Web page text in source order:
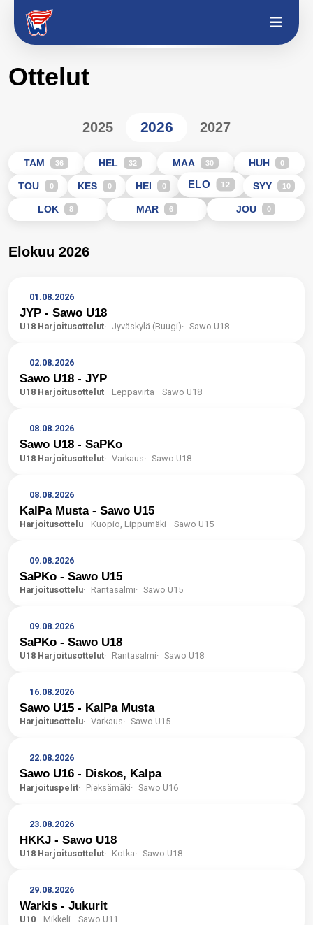
Ottelut
2025 2026 2027
TAM 36 HEL 32 MAA 30 HUH 0
TOU 0 KES 0 HEI 0 ELO 12 SYY 10
LOK 8 MAR 6 JOU 0
Elokuu 2026
01.08.2026
JYP - Sawo U18
U18 Harjoitusottelut Jyväskylä (Buugi) Sawo U18
02.08.2026
Sawo U18 - JYP
U18 Harjoitusottelut Leppävirta Sawo U18
08.08.2026
Sawo U18 - SaPKo
U18 Harjoitusottelut Varkaus Sawo U18
08.08.2026
KalPa Musta - Sawo U15
Harjoitusottelu Kuopio, Lippumäki Sawo U15
09.08.2026
SaPKo - Sawo U15
Harjoitusottelu Rantasalmi Sawo U15
09.08.2026
SaPKo - Sawo U18
U18 Harjoitusottelut Rantasalmi Sawo U18
16.08.2026
Sawo U15 - KalPa Musta
Harjoitusottelu Varkaus Sawo U15
22.08.2026
Sawo U16 - Diskos, Kalpa
Harjoituspelit Pieksämäki Sawo U16
23.08.2026
HKKJ - Sawo U18
U18 Harjoitusottelut Kotka Sawo U18
29.08.2026
Warkis - Jukurit
U10 Mikkeli Sawo U11